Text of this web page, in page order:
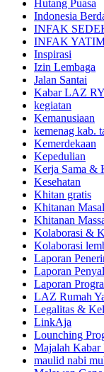
Hutang Puasa
Indonesia
INFAK
INFAK
Inspirasi
Izin Lembaga
Jalan Santai
Kabar LAZ
kegiatan
Kemanusiaan
kemenag kab.
Kemerdekaan
Kepedulian
Kerja Sama &
Kesehatan
Khitan gratis
Khitanan Masal
Khitanan
Kolaborasi &
Kolaborasi
Laporan
Laporan
Laporan
LAZ Rumah
Legalitas &
LinkAja
Lounching
Majalah Kabar
maulid nabi